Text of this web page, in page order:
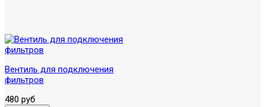
Вентиль для подключения
фильтров
480 руб